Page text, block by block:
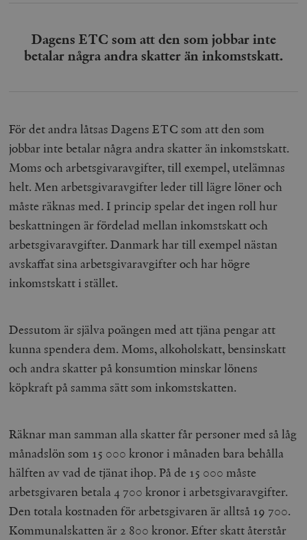
Dagens ETC som att den som jobbar inte
betalar några andra skatter än inkomstskatt.
För det andra låtsas Dagens ETC som att den som
jobbar inte betalar några andra skatter än inkomstskatt.
Moms och arbetsgivaravgifter, till exempel, utelämnas
helt. Men arbetsgivaravgifter leder till lägre löner och
måste räknas med. I princip spelar det ingen roll hur
beskattningen är fördelad mellan inkomstskatt och
arbetsgivaravgifter. Danmark har till exempel nästan
avskaffat sina arbetsgivaravgifter och har högre
inkomstskatt i stället.
Dessutom är själva poängen med att tjäna pengar att
kunna spendera dem. Moms, alkoholskatt, bensinskatt
och andra skatter på konsumtion minskar lönens
köpkraft på samma sätt som inkomstskatten.
Räknar man samman alla skatter får personer med så låg
månadslön som 15 000 kronor i månaden bara behålla
hälften av vad de tjänat ihop. På de 15 000 måste
arbetsgivaren betala 4 700 kronor i arbetsgivaravgifter.
Den totala kostnaden för arbetsgivaren är alltså 19 700.
Kommunalskatten är 2 800 kronor. Efter skatt återstår